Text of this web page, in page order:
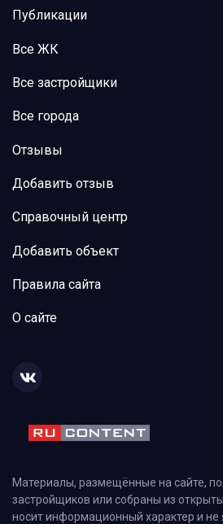
Публикации
Все ЖК
Все застройщики
Все города
Отзывы
Добавить отзыв
Справочный центр
Добавить объект
Правила сайта
О сайте
Материалы, размещённые на сайте,
застройщиков или собраны из
носит информационный характер и не